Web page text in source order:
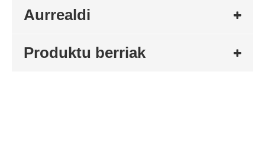
Aurrealdi
Produktu berriak